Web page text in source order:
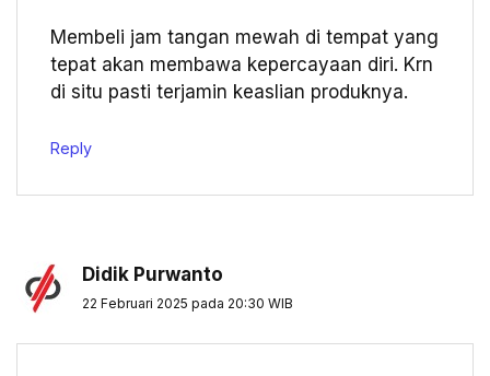
Membeli jam tangan mewah di tempat yang
tepat akan membawa kepercayaan diri. Krn
di situ pasti terjamin keaslian produknya.
Reply
Didik Purwanto
22 Februari 2025 pada 20:30 WIB